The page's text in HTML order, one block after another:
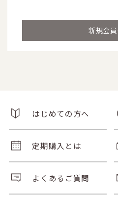
はじめての方へ
定期購入とは
よくあるご質問